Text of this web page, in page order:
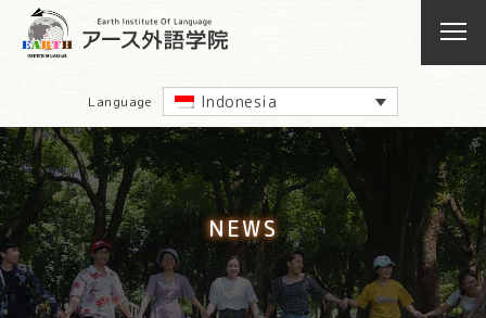
Language Indonesia
NEWS